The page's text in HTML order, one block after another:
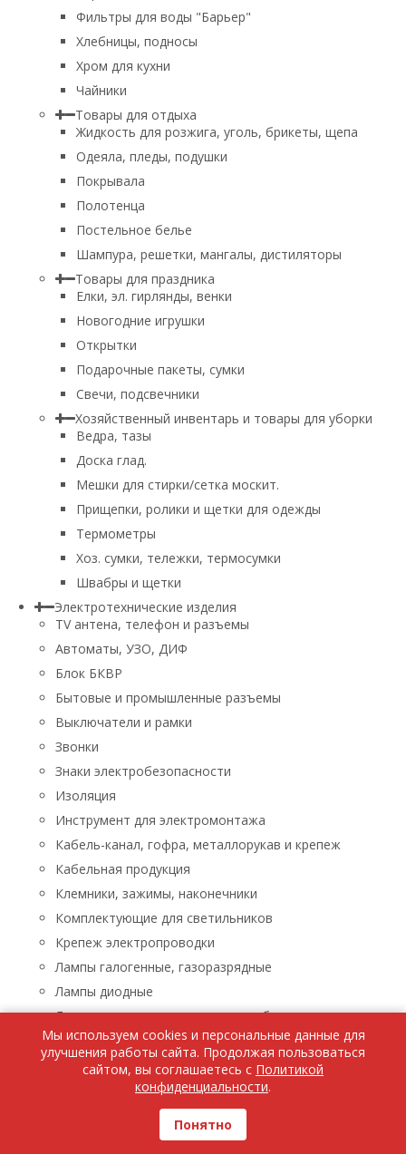
Фильтры для воды "Барьер"
Хлебницы, подносы
Хром для кухни
Чайники
Товары для отдыха
Жидкость для розжига, уголь, брикеты, щепа
Одеяла, пледы, подушки
Покрывала
Полотенца
Постельное белье
Шампура, решетки, мангалы, дистиляторы
Товары для праздника
Елки, эл. гирлянды, венки
Новогодние игрушки
Открытки
Подарочные пакеты, сумки
Свечи, подсвечники
Хозяйственный инвентарь и товары для уборки
Ведра, тазы
Доска глад.
Мешки для стирки/сетка москит.
Прищепки, ролики и щетки для одежды
Термометры
Хоз. сумки, тележки, термосумки
Швабры и щетки
Электротехнические изделия
TV aнтена, телефон и разъемы
Автоматы, УЗО, ДИФ
Блок БКВР
Бытовые и промышленные разъемы
Выключатели и рамки
Звонки
Знаки электробезопасности
Изоляция
Инструмент для электромонтажа
Кабель-канал, гофра, металлорукав и крепеж
Кабельная продукция
Клемники, зажимы, наконечники
Комплектующие для светильников
Крепеж электропроводки
Лампы галогенные, газоразрядные
Лампы диодные
Лампы люминисцентные, энергосберегающие
Лампы накаливания
Лампы паяльные, лупы, паяльники, паяльные пасты
Ленты светодиодные
Люстры, бра, светильники
Бра, светильники
Мы используем cookies и персональные данные для
улучшения работы сайта. Продолжая пользоваться
сайтом, вы соглашаетесь с Политикой
конфиденциальности.
Понятно